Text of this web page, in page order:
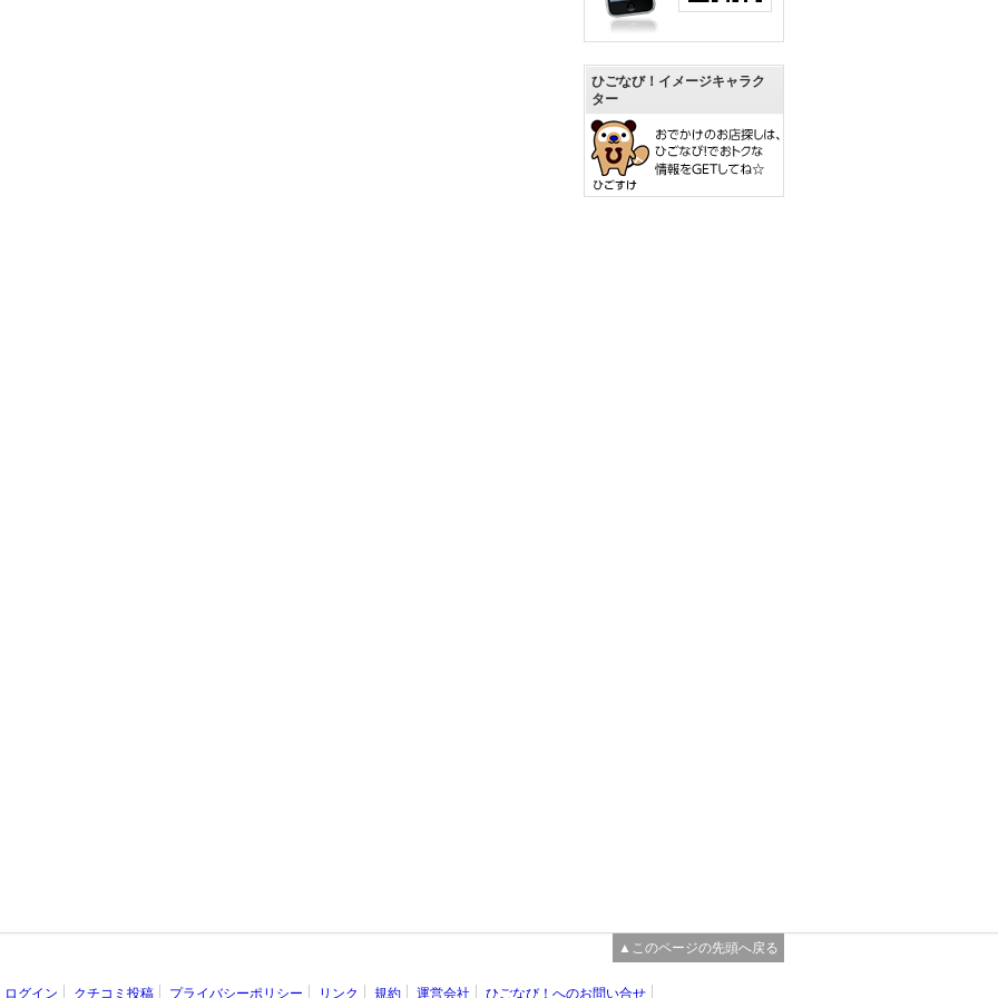
ひごなび！イメージキャラク
ター
▲このページの先頭へ戻る
ログイン クチコミ投稿 プライバシーポリシー リンク 規約 運営会社 ひごなび！へのお問い合せ